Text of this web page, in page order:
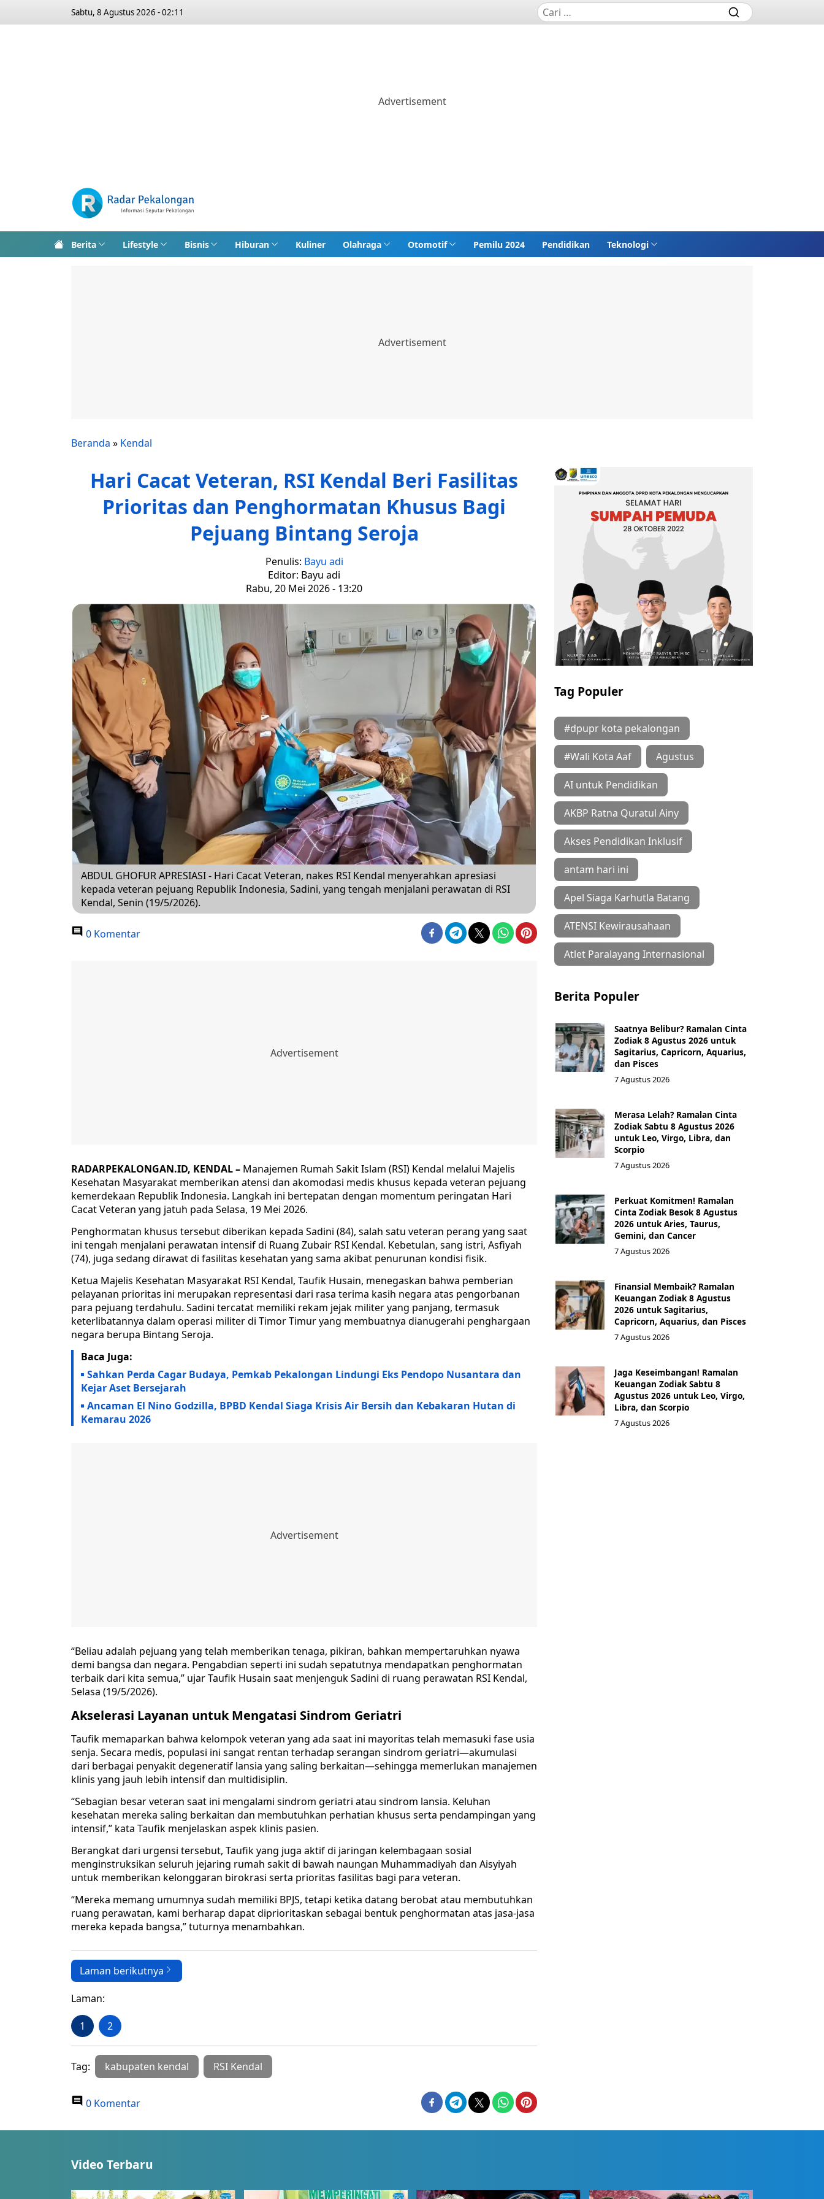
Sabtu, 8 Agustus 2026 - 02:11
Berita Lifestyle Bisnis Hiburan Kuliner Olahraga Otomotif Pemilu 2024 Pendidikan Teknologi
Beranda » Kendal
Hari Cacat Veteran, RSI Kendal Beri Fasilitas
Prioritas dan Penghormatan Khusus Bagi
Pejuang Bintang Seroja
Penulis: Bayu adi
Editor: Bayu adi
Rabu, 20 Mei 2026 - 13:20
ABDUL GHOFUR APRESIASI - Hari Cacat Veteran, nakes RSI Kendal menyerahkan apresiasi
kepada veteran pejuang Republik Indonesia, Sadini, yang tengah menjalani perawatan di RSI
Kendal, Senin (19/5/2026).
0 Komentar
RADARPEKALONGAN.ID, KENDAL – Manajemen Rumah Sakit Islam (RSI) Kendal melalui Majelis
Kesehatan Masyarakat memberikan atensi dan akomodasi medis khusus kepada veteran pejuang
kemerdekaan Republik Indonesia. Langkah ini bertepatan dengan momentum peringatan Hari
Cacat Veteran yang jatuh pada Selasa, 19 Mei 2026.
Penghormatan khusus tersebut diberikan kepada Sadini (84), salah satu veteran perang yang saat
ini tengah menjalani perawatan intensif di Ruang Zubair RSI Kendal. Kebetulan, sang istri, Asfiyah
(74), juga sedang dirawat di fasilitas kesehatan yang sama akibat penurunan kondisi fisik.
Ketua Majelis Kesehatan Masyarakat RSI Kendal, Taufik Husain, menegaskan bahwa pemberian
pelayanan prioritas ini merupakan representasi dari rasa terima kasih negara atas pengorbanan
para pejuang terdahulu. Sadini tercatat memiliki rekam jejak militer yang panjang, termasuk
keterlibatannya dalam operasi militer di Timor Timur yang membuatnya dianugerahi penghargaan
negara berupa Bintang Seroja.
Baca Juga:
Sahkan Perda Cagar Budaya, Pemkab Pekalongan Lindungi Eks Pendopo Nusantara dan
Kejar Aset Bersejarah
Ancaman El Nino Godzilla, BPBD Kendal Siaga Krisis Air Bersih dan Kebakaran Hutan di
Kemarau 2026
“Beliau adalah pejuang yang telah memberikan tenaga, pikiran, bahkan mempertaruhkan nyawa
demi bangsa dan negara. Pengabdian seperti ini sudah sepatutnya mendapatkan penghormatan
terbaik dari kita semua,” ujar Taufik Husain saat menjenguk Sadini di ruang perawatan RSI Kendal,
Selasa (19/5/2026).
Akselerasi Layanan untuk Mengatasi Sindrom Geriatri
Taufik memaparkan bahwa kelompok veteran yang ada saat ini mayoritas telah memasuki fase usia
senja. Secara medis, populasi ini sangat rentan terhadap serangan sindrom geriatri—akumulasi
dari berbagai penyakit degeneratif lansia yang saling berkaitan—sehingga memerlukan manajemen
klinis yang jauh lebih intensif dan multidisiplin.
“Sebagian besar veteran saat ini mengalami sindrom geriatri atau sindrom lansia. Keluhan
kesehatan mereka saling berkaitan dan membutuhkan perhatian khusus serta pendampingan yang
intensif,” kata Taufik menjelaskan aspek klinis pasien.
Berangkat dari urgensi tersebut, Taufik yang juga aktif di jaringan kelembagaan sosial
menginstruksikan seluruh jejaring rumah sakit di bawah naungan Muhammadiyah dan Aisyiyah
untuk memberikan kelonggaran birokrasi serta prioritas fasilitas bagi para veteran.
“Mereka memang umumnya sudah memiliki BPJS, tetapi ketika datang berobat atau membutuhkan
ruang perawatan, kami berharap dapat diprioritaskan sebagai bentuk penghormatan atas jasa-jasa
mereka kepada bangsa,” tuturnya menambahkan.
Laman berikutnya
Laman:
1 2
Tag: kabupaten kendal RSI Kendal
0 Komentar
Tag Populer
#dpupr kota pekalongan
#Wali Kota Aaf Agustus
AI untuk Pendidikan
AKBP Ratna Quratul Ainy
Akses Pendidikan Inklusif
antam hari ini
Apel Siaga Karhutla Batang
ATENSI Kewirausahaan
Atlet Paralayang Internasional
Berita Populer
Saatnya Belibur? Ramalan Cinta
Zodiak 8 Agustus 2026 untuk
Sagitarius, Capricorn, Aquarius,
dan Pisces
7 Agustus 2026
Merasa Lelah? Ramalan Cinta
Zodiak Sabtu 8 Agustus 2026
untuk Leo, Virgo, Libra, dan
Scorpio
7 Agustus 2026
Perkuat Komitmen! Ramalan
Cinta Zodiak Besok 8 Agustus
2026 untuk Aries, Taurus,
Gemini, dan Cancer
7 Agustus 2026
Finansial Membaik? Ramalan
Keuangan Zodiak 8 Agustus
2026 untuk Sagitarius,
Capricorn, Aquarius, dan Pisces
7 Agustus 2026
Jaga Keseimbangan! Ramalan
Keuangan Zodiak Sabtu 8
Agustus 2026 untuk Leo, Virgo,
Libra, dan Scorpio
7 Agustus 2026
Video Terbaru